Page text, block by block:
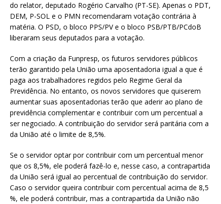
do relator, deputado Rogério Carvalho (PT-SE). Apenas o PDT,
DEM, P-SOL e o PMN recomendaram votação contrária à
matéria. O PSD, o bloco PPS/PV e o bloco PSB/PTB/PCdoB
liberaram seus deputados para a votação.
Com a criação da Funpresp, os futuros servidores públicos
terão garantido pela União uma aposentadoria igual a que é
paga aos trabalhadores regidos pelo Regime Geral da
Previdência. No entanto, os novos servidores que quiserem
aumentar suas aposentadorias terão que aderir ao plano de
previdência complementar e contribuir com um percentual a
ser negociado. A contribuição do servidor será paritária com a
da União até o limite de 8,5%.
Se o servidor optar por contribuir com um percentual menor
que os 8,5%, ele poderá fazê-lo e, nesse caso, a contrapartida
da União será igual ao percentual de contribuição do servidor.
Caso o servidor queira contribuir com percentual acima de 8,5
%, ele poderá contribuir, mas a contrapartida da União não